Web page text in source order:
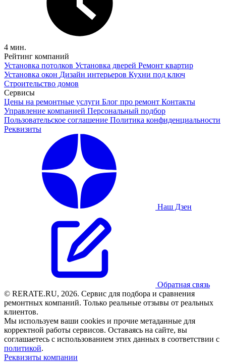
4 мин.
Рейтинг компаний
Установка потолков Установка дверей Ремонт квартир
Установка окон Дизайн интерьеров Кухни под ключ
Строительство домов
Сервисы
Цены на ремонтные услуги Блог про ремонт Контакты
Управление компанией Персональный подбор
Пользовательское соглашение Политика конфиденциальности
Реквизиты
Наш Дзен
Обратная связь
© RERATE.RU, 2026. Сервис для подбора и сравнения
ремонтных компаний. Только реальные отзывы от реальных
клиентов.
Мы используем ваши cookies и прочие метаданные для
корректной работы сервисов. Оставаясь на сайте, вы
соглашаетесь с использованием этих данных в соответствии с
политикой.
Реквизиты компании